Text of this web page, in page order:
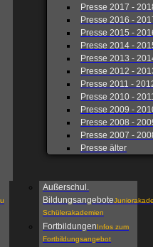
Presse 2017 -
Presse 2016 -
Presse 2015 -
Presse 2014 -
Presse 2013 -
Presse 2012 -
Presse 2011 -
Presse 2010 -
Presse 2009 -
Presse 2008 -
Presse 2007 -
Presse älter
Außerschul.
Bildungsangebote
Schülerakademien
FortbildungenInfos zum
Fortbildungsangebot